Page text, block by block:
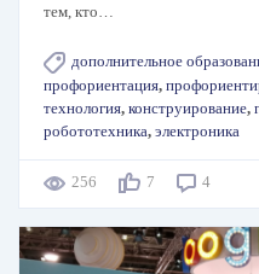
тем, кто…
дополнительное
профориентация,
технология, конструирование,
робототехника, электроника
256 7 4